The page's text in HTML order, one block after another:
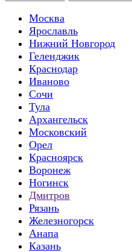
Москва
Ярославль
Нижний Новгород
Геленджик
Краснодар
Иваново
Сочи
Тула
Архангельск
Московский
Орел
Красноярск
Воронеж
Ногинск
Дмитров
Рязань
Железногорск
Анапа
Казань